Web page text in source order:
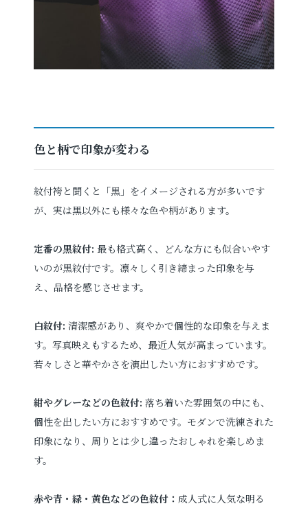
色と柄で印象が変わる
紋付袴と聞くと「黒」をイメージされる方が多いです
が、実は黒以外にも様々な色や柄があります。
定番の黒紋付: 最も格式高く、どんな方にも似合いやす
いのが黒紋付です。凛々しく引き締まった印象を与
え、品格を感じさせます。
白紋付: 清潔感があり、爽やかで個性的な印象を与えま
す。写真映えもするため、最近人気が高まっています。
若々しさと華やかさを演出したい方におすすめです。
紺やグレーなどの色紋付: 落ち着いた雰囲気の中にも、
個性を出したい方におすすめです。モダンで洗練された
印象になり、周りとは少し違ったおしゃれを楽しめま
す。
赤や青・緑・黄色などの色紋付： 成人式に人気な明る